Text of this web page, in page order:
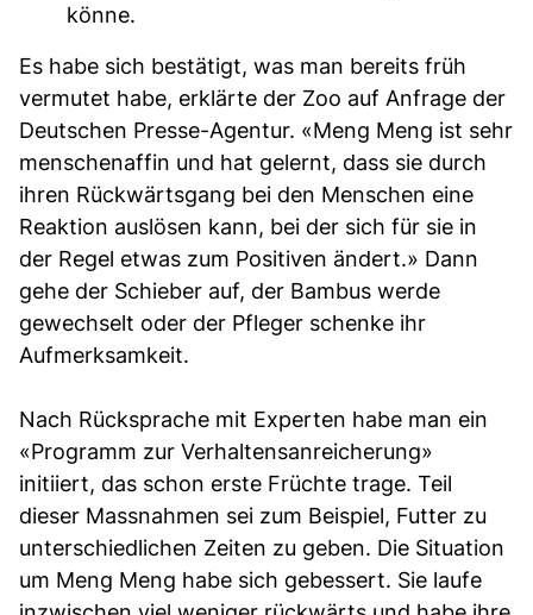
könne.
Es habe sich bestätigt, was man bereits früh
vermutet habe, erklärte der Zoo auf Anfrage der
Deutschen Presse-Agentur. «Meng Meng ist sehr
menschenaffin und hat gelernt, dass sie durch
ihren Rückwärtsgang bei den Menschen eine
Reaktion auslösen kann, bei der sich für sie in
der Regel etwas zum Positiven ändert.» Dann
gehe der Schieber auf, der Bambus werde
gewechselt oder der Pfleger schenke ihr
Aufmerksamkeit.
Nach Rücksprache mit Experten habe man ein
«Programm zur Verhaltensanreicherung»
initiiert, das schon erste Früchte trage. Teil
dieser Massnahmen sei zum Beispiel, Futter zu
unterschiedlichen Zeiten zu geben. Die Situation
um Meng Meng habe sich gebessert. Sie laufe